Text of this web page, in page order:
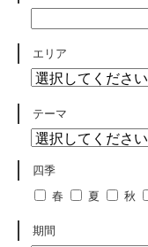
エリア
テーマ
四季
春
夏 秋
期間